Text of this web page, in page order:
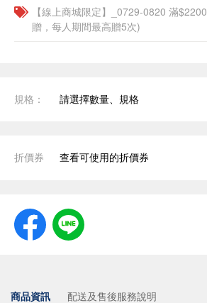
【線上商城限定】_0729-0820 滿
贈，每人期間最高贈5次)
規格： 請選擇數量、規格
折價券 查看可使用的折價券
商品資訊 配送及售後服務說明